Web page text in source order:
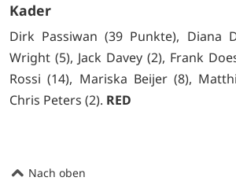
Kader
Dirk Passiwan (39 Punkte), Diana
Wright (5), Jack Davey (2), Frank
Rossi (14), Mariska Beijer (8),
Chris Peters (2). RED
Nach oben